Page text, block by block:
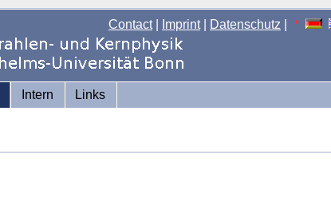
Contact| Imprint| Datenschutz
Intern Links